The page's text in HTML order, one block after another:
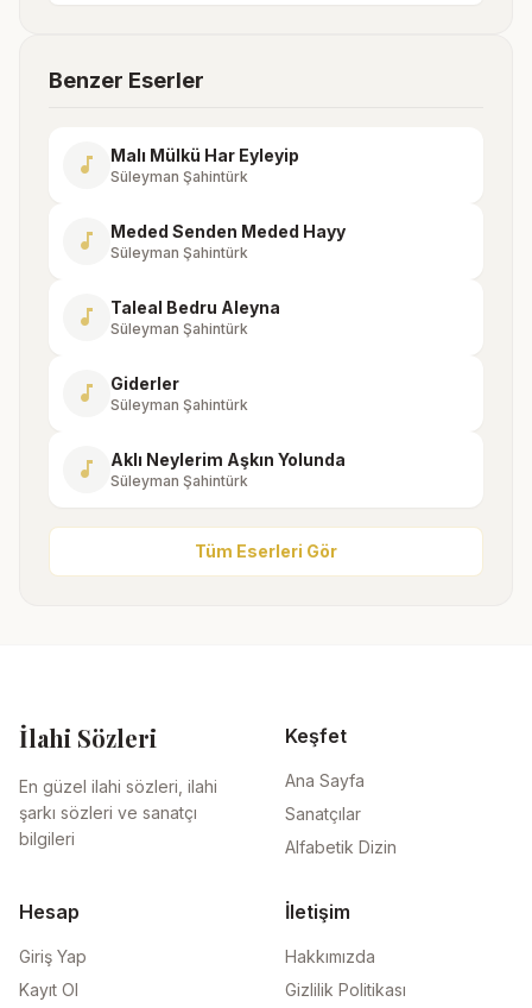
Benzer Eserler
music_note Malı Mülkü Har Eyleyip
Süleyman Şahintürk
music_note Meded Senden Meded Hayy
Süleyman Şahintürk
music_note Taleal Bedru Aleyna
Süleyman Şahintürk
music_note Giderler
Süleyman Şahintürk
music_note Aklı Neylerim Aşkın Yolunda
Süleyman Şahintürk
Tüm Eserleri Gör
İlahi Sözleri
En güzel ilahi sözleri, ilahi
şarkı sözleri ve sanatçı
bilgileri
Keşfet
Ana Sayfa
Sanatçılar
Alfabetik Dizin
Hesap
Giriş Yap
Kayıt Ol
İletişim
Hakkımızda
Gizlilik Politikası